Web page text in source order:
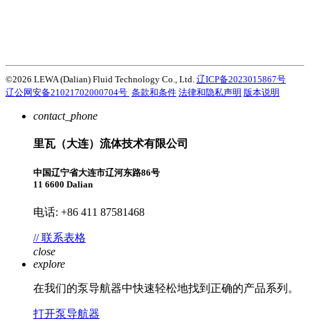
©2026 LEWA (Dalian) Fluid Technology Co., Ltd. 辽ICP备2023015867号
辽公网安备21021702000704号 条款和条件 法律和隐私声明 版本说明
contact_phone
里瓦（大连）流体技术有限公司
中国辽宁省大连市辽河东路86号
11 6600 Dalian
电话: +86 411 87581468
// 联系表格
close
explore
在我们的泵导航器中快速轻松地找到正确的产品系列。
打开泵导航器